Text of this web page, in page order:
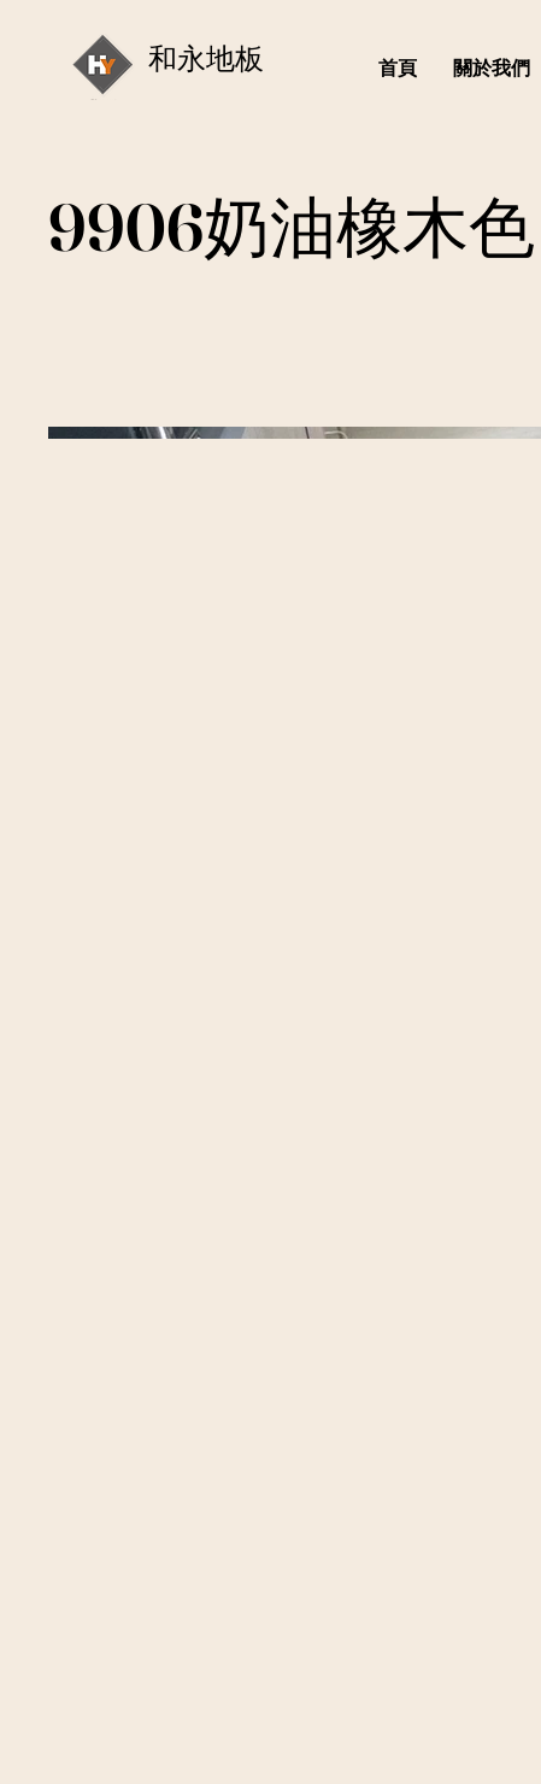
和永地板 首頁 關於我們
9906奶油橡木色